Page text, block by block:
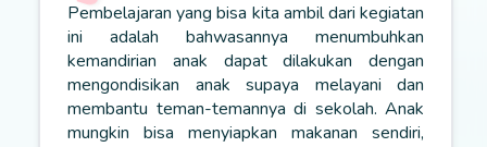
Pembelajaran yang bisa kita ambil dari kegiatan
ini adalah bahwasannya menumbuhkan
kemandirian anak dapat dilakukan dengan
mengondisikan anak supaya melayani dan
membantu teman-temannya di sekolah. Anak
mungkin bisa menyiapkan makanan sendiri,